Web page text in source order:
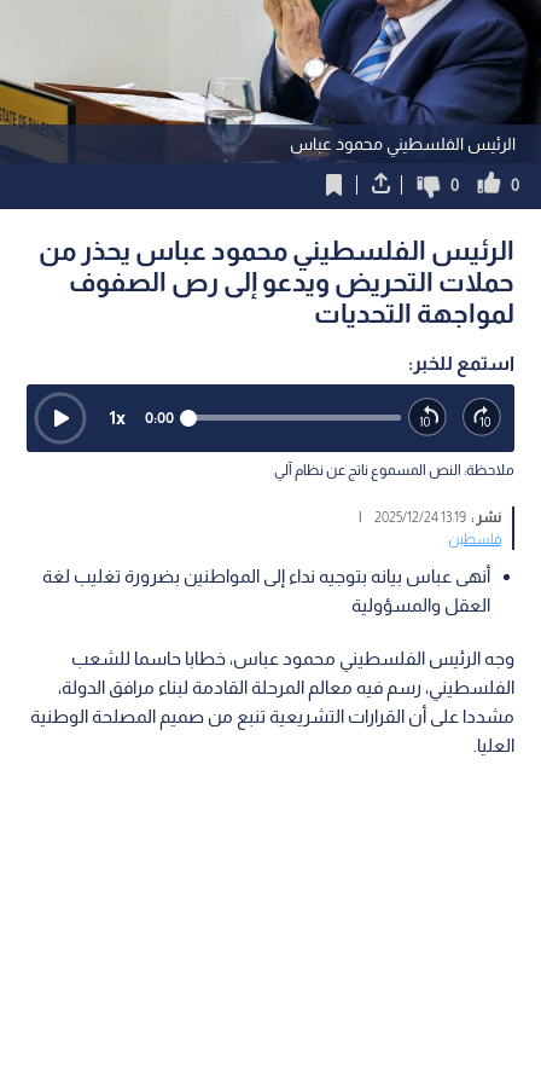
الرئيس الفلسطيني محمود عباس
0
0
الرئيس الفلسطيني محمود عباس يحذر من
حملات التحريض ويدعو إلى رص الصفوف
لمواجهة التحديات
استمع للخبر:
0:00
1x
ملاحظة: النص المسموع ناتج عن نظام آلي
نشر :13:19 2025/12/24
|
فلسطين
أنهى عباس بيانه بتوجيه نداء إلى المواطنين بضرورة تغليب لغة
العقل والمسؤولية
وجه الرئيس الفلسطيني محمود عباس، خطابا حاسما للشعب
الفلسطيني، رسم فيه معالم المرحلة القادمة لبناء مرافق الدولة،
مشددا على أن القرارات التشريعية تنبع من صميم المصلحة الوطنية
العليا.